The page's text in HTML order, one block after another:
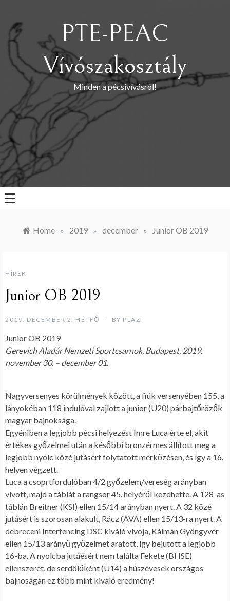
content
PTE-PEAC
Vívószakosztály
Minden a pécsivívásról!
Home » 2019 » december » Junior OB 2019
HÍREK
Junior OB 2019
2019. DECEMBER 2. HÉTFŐ BY PLAZI
Junior OB 2019
Gerevich Aladár Nemzeti Sportcsarnok, Budapest, 2019.
november 30. – december 01.
Nagyversenyes körülmények között, a fiúk versenyében 155, a
lányokéban 118 indulóval zajlott a junior (U20) párbajtőrözők
magyar bajnoksága.
Egyéniben a legjobb pécsi helyezést Imre Luca érte el, akit
értékes győzelmei után a későbbi bronzérmes állított meg a
legjobb nyolc közé jutásért folytatott mérkőzésen, és így a 16.
helyen végzett.
Luca a csoprtfordulóban 4/2 győzelem/vereség arányban
vívott, majd a táblát a rangsor 45. helyéről kezdhette. A 128-as
táblán Breitner (KSI) ellen 15/14 arányban nyert. A 32 közé
jutásért is szorosan alakult, Rácz (AVA) ellen 15/13-ra nyert. A
debreceni Interfencing DSC kiváló vívója, Kálmán Gyöngyvér
ellen 15/13 arányű győzelmet aratott, így bejutott a legjobb
16-ba. A nyolcba jutáésért nem találta Fekete (BHSE)
ellenszerét, de serdölőként (U14) a húszévesek országos
bajnoságán ez több mint kiváló eredmény!